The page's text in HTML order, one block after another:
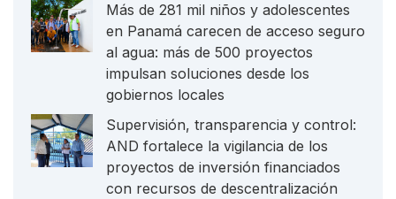
Más de 281 mil niños y adolescentes
en Panamá carecen de acceso seguro
al agua: más de 500 proyectos
impulsan soluciones desde los
gobiernos locales
Supervisión, transparencia y control:
AND fortalece la vigilancia de los
proyectos de inversión financiados
con recursos de descentralización